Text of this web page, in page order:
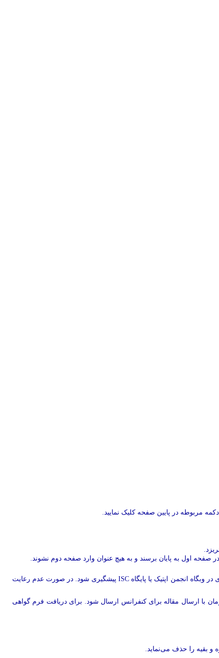
مربوطه در پایین صفحه کلیک نمایید.
صفحه اول به پایان برسند و به هیچ عنوان وارد صفحه دوم نشوند.
تا از مشکلات بعدی برای انتشار مقاله و بارگذاری در وبگاه انجمن اپتیک یا پایگاه ISC پیشگیری شود. در صورت عدم رعایت
با ارسال مقاله برای کنفرانس ارسال شود. برای دریافت فرم گواهی
و بقیه را حذف می‌نماید.